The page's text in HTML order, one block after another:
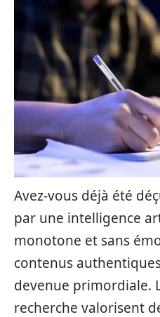
Avez-vous déjà été
par une intelligence
monotone et sans
contenus
devenue primordiale.
recherche valorisent